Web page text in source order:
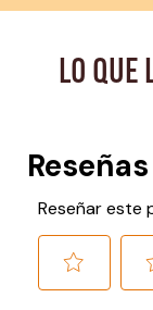
LO QUE